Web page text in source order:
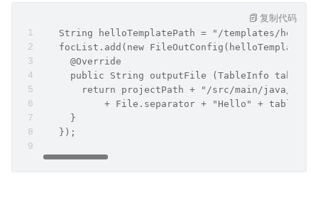
String helloTemplatePath = "/templates/
focList.add(new
     @Override
public String outputFile (TableInfo
return projectPath + "/src/main/java/" +
+ File.separator + "Hello" +
     }
   });
复制代码